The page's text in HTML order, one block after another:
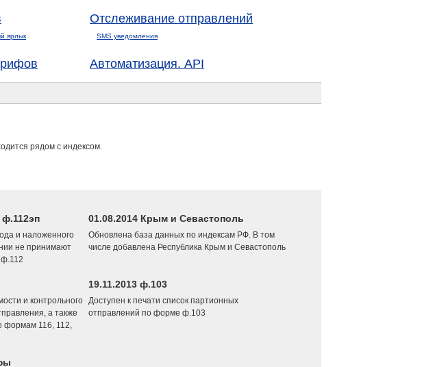
ярлык
Отслеживание отправлений
SMS уведомления
Автоматизация. API
рядом с индексом.
и наложенного
не принимают
ф.112
01.08.2014 Крым и Севастополь
Обновлена база данных по индексам РФ. В том
числе добавлена Республика Крым и Севастополь
и контрольного
а также
формам 116, 112,
19.11.2013 ф.103
Доступен к печати список партионных
отправлений по форме ф.103